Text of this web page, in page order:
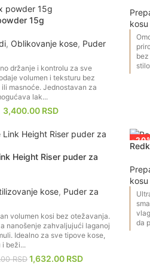
15g
, Oblikovanje kose, Puder
3,400.00 RSD
držanje i kontrolu za sve
volumen i teksturu bez
masnoće. Jednostavan za
lak...
kosu
Height Riser puder za
kose, Puder za
RSD 1,632.00 RSD
volumen kosi bez otežavanja.
nanošenje zahvaljujući laganoj
Idealno za sve tipove kose,
i beži...
-
kosu
da